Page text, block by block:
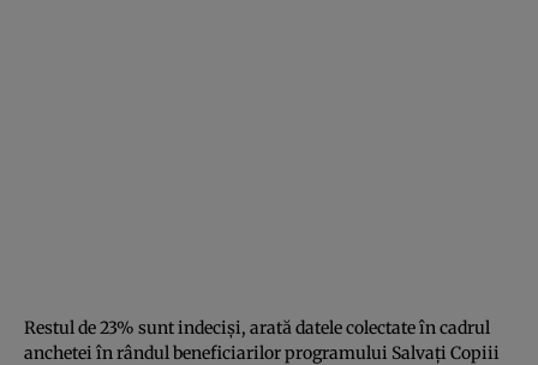
Restul de 23% sunt indeciși, arată datele colectate în cadrul
anchetei în rândul beneficiarilor programului Salvați Copiii